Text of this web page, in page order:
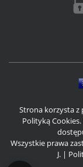
Strona korzysta z
Polityką
Wszystkie prawa
J. |